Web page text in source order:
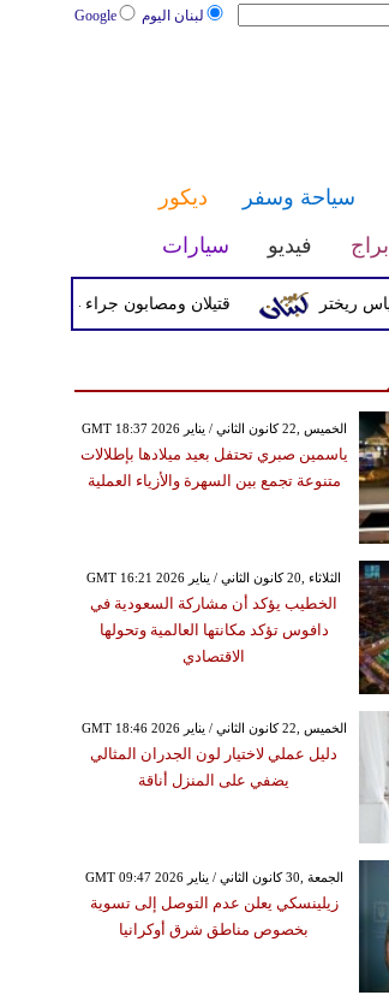
لبنان اليوم Google
سياحة وسفر
ديكور
أبراج فيديو سيارات
قتيلان ومصابون جراء 14 غارة إسرائيلية على شرق وجنوب لبنان
GMT 18:37 2026 الخميس ,22 كانون الثاني / يناير
ياسمين صبري تحتفل بعيد ميلادها بإطلالات
متنوعة تجمع بين السهرة والأزياء العملية
GMT 16:21 2026 الثلاثاء ,20 كانون الثاني / يناير
الخطيب يؤكد أن مشاركة السعودية في
دافوس تؤكد مكانتها العالمية وتحولها
الاقتصادي
GMT 18:46 2026 الخميس ,22 كانون الثاني / يناير
دليل عملي لاختيار لون الجدران المثالي
يضفي على المنزل أناقة
GMT 09:47 2026 الجمعة ,30 كانون الثاني / يناير
زيلينسكي يعلن عدم التوصل إلى تسوية
بخصوص مناطق شرق أوكرانيا